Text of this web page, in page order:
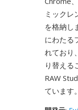
ミックレ
を格納し
にわたる
れており
り替える
RAW
ています。